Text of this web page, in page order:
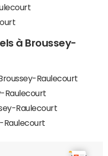
à Broussey-
Raulecourt
Raulecourt
Raulecourt
Raulecourt